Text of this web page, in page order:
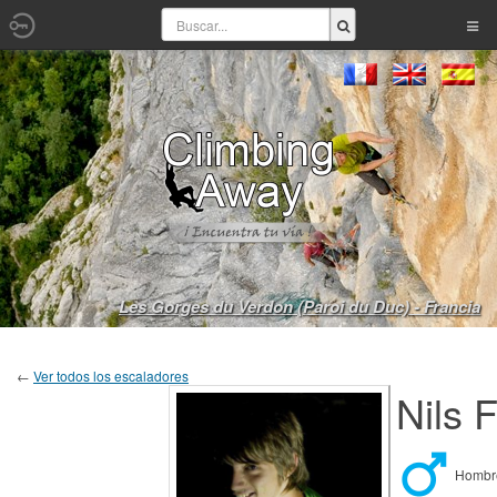
Les Gorges du Verdon (Paroi du Duc) - Francia
← Ver todos los escaladores
Nils